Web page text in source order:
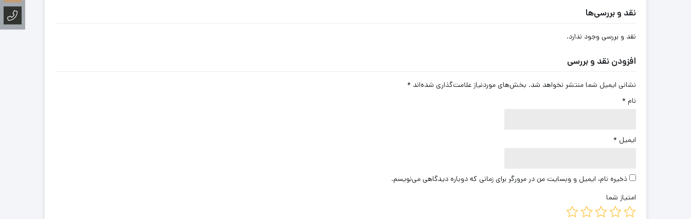
نقد و بررسی‌ها
نقد و بررسی وجود ندارد.
افزودن نقد و بررسی
نشانی ایمیل شما منتشر نخواهد شد. بخش‌های موردنیاز علامت‌گذاری شده‌اند *
نام *
ایمیل *
ذخیره نام، ایمیل و وبسایت من در مرورگر برای زمانی که دوباره دیدگاهی می‌نویسم.
امتیاز شما